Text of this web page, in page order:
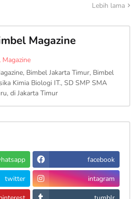
Lebih lama
Magazine
Bimbel Jakarta Timur, Bimbel
Kimia Biologi IT., SD SMP SMA
di Jakarta Timur
facebook
twitter intagram